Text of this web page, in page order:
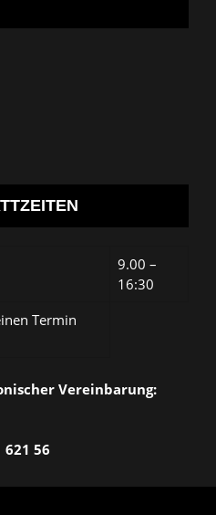
9.00 –
16:30
Termin
Vereinbarung:
621 56